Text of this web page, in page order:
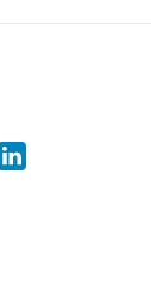
влияют
хорошего